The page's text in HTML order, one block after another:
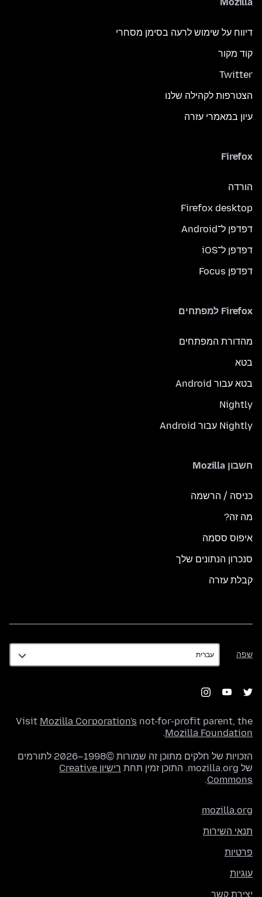
דיווח על שימוש לרעה בסימן מסחרי
קוד מקור
Twitter
הצטרפות לקהילה שלנו
עיון במאמרי עזרה
Firefox
הורדה
Firefox desktop
דפדפן ל־Android
דפדפן ל־iOS
דפדפן Focus
Firefox למפתחים
מהדורת המפתחים
בטא
בטא עבור Android
Nightly
Nightly עבור Android
חשבון Mozilla
כניסה / הרשמה
מה זה?
איפוס ססמה
סנכרון הנתונים שלך
קבלת עזרה
שפה
שפה
Visit Mozilla Corporation's not-for-profit parent, the
Mozilla Foundation
.
הזכויות של חלקים מתוכן זה שמורות ©1998–2026 לתורמים
של mozilla.org. התוכן זמין תחת
רישיון Creative
Commons
.
mozilla.org
תנאי השירות
פרטיות
עוגיות
יצירת קשר